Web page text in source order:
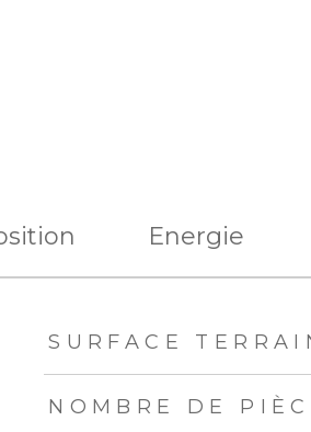
Energie
SURFACE
NOMBRE DE